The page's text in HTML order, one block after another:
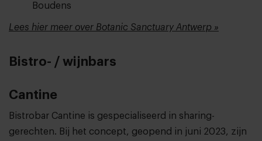
Boudens
Lees hier meer over Botanic Sanctuary Antwerp »
Bistro- / wijnbars
Cantine
Bistrobar Cantine is gespecialiseerd in sharing-
gerechten. Bij het concept, geopend in juni 2023, zijn